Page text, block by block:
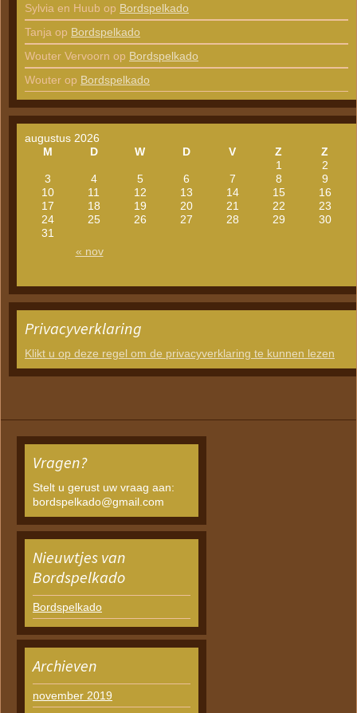
Sylvia en Huub op Bordspelkado
Tanja op Bordspelkado
Wouter Vervoorn op Bordspelkado
Wouter op Bordspelkado
augustus 2026
M
D W D V Z
Z
1
2
3
4 5 6 7 8
9
10
11 12 13 14 15
16
17
18 19 20 21 22
23
24
25 26 27 28 29
30
31
« nov
Privacyverklaring
Klikt u op deze regel om de privacyverklaring te kunnen lezen
Vragen?
Stelt u gerust uw vraag aan:
bordspelkado@gmail.com
Nieuwtjes van
Bordspelkado
Bordspelkado
Archieven
november 2019